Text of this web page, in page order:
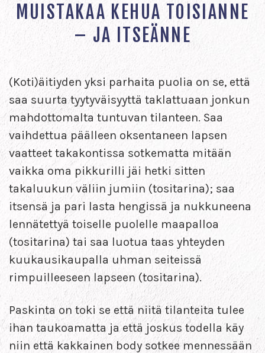
MUISTAKAA KEHUA TOISIANNE
– JA ITSEÄNNE
(Koti)äitiyden yksi parhaita puolia on se, että
saa suurta tyytyväisyyttä taklattuaan jonkun
mahdottomalta tuntuvan tilanteen. Saa
vaihdettua päälleen oksentaneen lapsen
vaatteet takakontissa sotkematta mitään
vaikka oma pikkurilli jäi hetki sitten
takaluukun väliin jumiin (tositarina); saa
itsensä ja pari lasta hengissä ja nukkuneena
lennätettyä toiselle puolelle maapalloa
(tositarina) tai saa luotua taas yhteyden
kuukausikaupalla uhman seiteissä
rimpuilleeseen lapseen (tositarina).
Paskinta on toki se että niitä tilanteita tulee
ihan taukoamatta ja että joskus todella käy
niin että kakkainen body sotkee mennessään